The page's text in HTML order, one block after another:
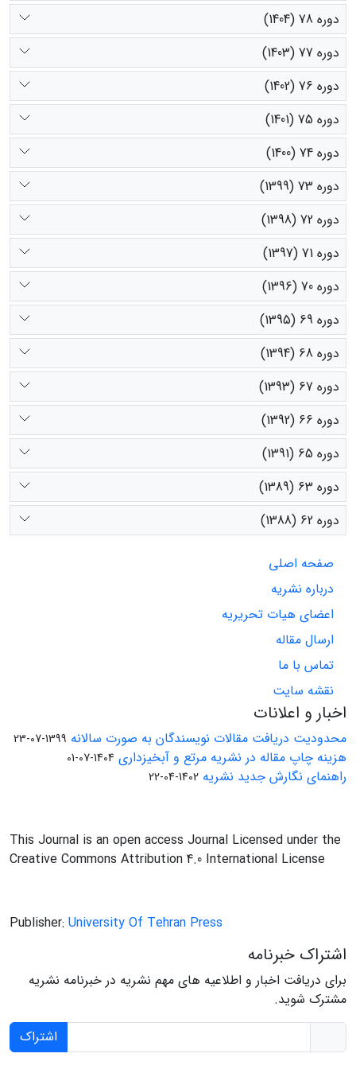
دوره 78 (1404)
دوره 77 (1403)
دوره 76 (1402)
دوره 75 (1401)
دوره 74 (1400)
دوره 73 (1399)
دوره 72 (1398)
دوره 71 (1397)
دوره 70 (1396)
دوره 69 (1395)
دوره 68 (1394)
دوره 67 (1393)
دوره 66 (1392)
دوره 65 (1391)
دوره 63 (1389)
دوره 62 (1388)
صفحه اصلی
درباره نشریه
اعضای هیات تحریریه
ارسال مقاله
تماس با ما
نقشه سایت
اخبار و اعلانات
محدودیت دریافت مقالات نویسندگان به صورت سالانه 1399-07-23
هزینه چاپ مقاله در نشریه مرتع و آبخیزداری 1404-07-01
راهنمای نگارش جدید نشریه 1402-04-22
This Journal is an open access Journal Licensed under the
Creative Commons Attribution 4.0 International License
Publisher: University Of Tehran Press
اشتراک خبرنامه
برای دریافت اخبار و اطلاعیه های مهم نشریه در خبرنامه نشریه
مشترک شوید.
اشتراک